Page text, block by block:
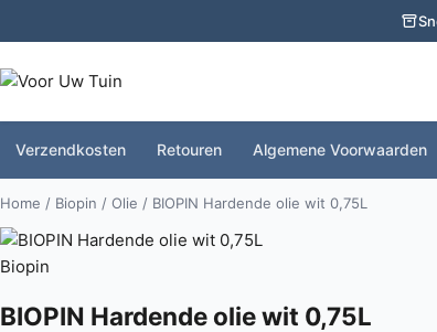
Verzendkosten Retouren Algemene Voorwaarden
Home / Biopin / Olie / BIOPIN Hardende olie wit 0,75L
Biopin
BIOPIN Hardende olie wit 0,75L